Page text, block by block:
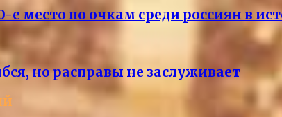
е место по очкам среди россиян в
но расправы не заслуживает